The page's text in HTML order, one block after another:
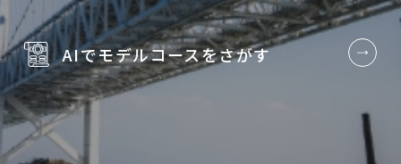
AIでモデルコースをさがす